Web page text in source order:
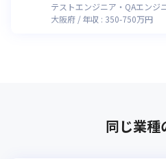
テストエンジニア・QAエンジ
大阪府
年収 : 350-750万円
同じ業種